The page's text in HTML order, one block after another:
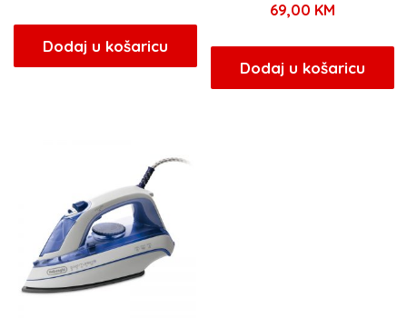
Dodaj u košaricu
69,00 KM
Dodaj u košaricu